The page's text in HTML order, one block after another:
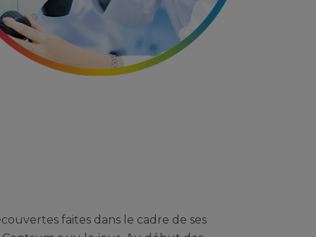
faites dans le cadre de ses